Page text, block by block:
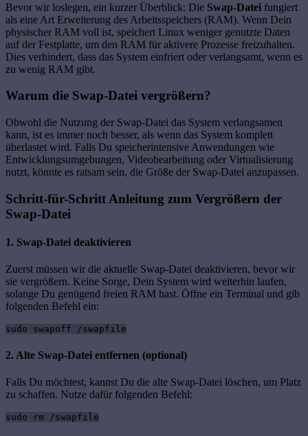
Bevor wir loslegen, ein kurzer Überblick: Die Swap-Datei fungiert
als eine Art Erweiterung des Arbeitsspeichers (RAM). Wenn Dein
physischer RAM voll ist, speichert Linux weniger genutzte Daten
auf der Festplatte, um den RAM für aktivere Prozesse freizuhalten.
Dies verhindert, dass das System einfriert oder verlangsamt, wenn es
zu wenig RAM gibt.
Warum die Swap-Datei vergrößern?
Obwohl die Nutzung der Swap-Datei das System verlangsamen
kann, ist es immer noch besser, als wenn das System komplett
überlastet wird. Falls Du speicherintensive Anwendungen wie
Entwicklungsumgebungen, Videobearbeitung oder Virtualisierung
nutzt, könnte es ratsam sein, die Größe der Swap-Datei anzupassen.
Schritt-für-Schritt Anleitung zum Vergrößern der
Swap-Datei
1. Swap-Datei deaktivieren
Zuerst müssen wir die aktuelle Swap-Datei deaktivieren, bevor wir
sie vergrößern. Keine Sorge, Dein System wird weiterhin laufen,
solange Du genügend freien RAM hast. Öffne ein Terminal und gib
folgenden Befehl ein:
sudo swapoff /swapfile
2. Alte Swap-Datei entfernen (optional)
Falls Du möchtest, kannst Du die alte Swap-Datei löschen, um Platz
zu schaffen. Nutze dafür folgenden Befehl:
sudo rm /swapfile